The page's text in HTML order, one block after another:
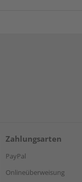
Zahlungsarten
PayPal
Onlineüberweisung